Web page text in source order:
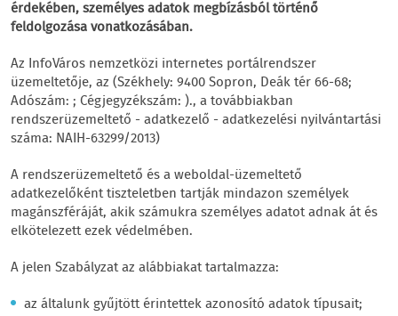
érdekében, személyes adatok megbízásból történő
feldolgozása vonatkozásában.
Az InfoVáros nemzetközi internetes portálrendszer
üzemeltetője, az (Székhely: 9400 Sopron, Deák tér 66-68;
Adószám: ; Cégjegyzékszám: )., a továbbiakban
rendszerüzemeltető - adatkezelő - adatkezelési nyilvántartási
száma: NAIH-63299/2013)
A rendszerüzemeltető és a weboldal-üzemeltető
adatkezelőként tiszteletben tartják mindazon személyek
magánszféráját, akik számukra személyes adatot adnak át és
elkötelezett ezek védelmében.
A jelen Szabályzat az alábbiakat tartalmazza:
az általunk gyűjtött érintettek azonosító adatok típusait;